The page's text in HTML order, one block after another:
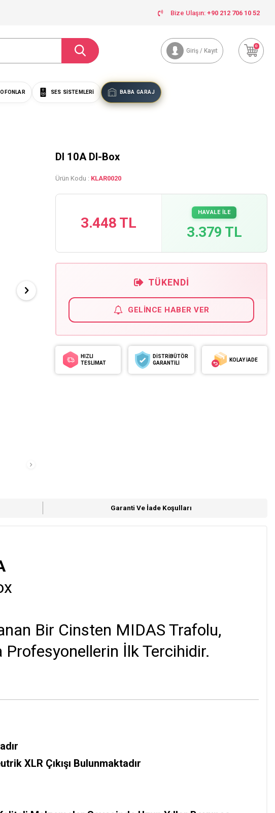
Bize Ulaşın: +90 212 706 10 52
Giriş / Kayıt
0
SES SISTEMLERI BABA GARAJ
DI 10A DI-Box
Ürün Kodu : KLAR0020
3.448 TL
HAVALE İLE
3.379 TL
TÜKENDI
GELINCE HABER VER
HIZLI
TESLİMAT
DİSTRİBÜTÖR
GARANTİLİ
KOLAY İADE
Garanti Ve İade Koşulları
Bir Cinsten MIDAS Trafolu,
Profesyonellerin İlk Tercihidir.
XLR Çıkışı Bulunmaktadır